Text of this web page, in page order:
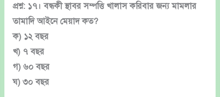
প্রশ্ন: ১৭। বন্ধকী স্থাবর সম্পত্তি খালাস করিবার জন্য মামলার
তামাদি আইনে মেয়াদ কত?
ক) ১২ বছর
খ) ৭ বছর
গ) ৬০ বছর
ঘ) ৩০ বছর